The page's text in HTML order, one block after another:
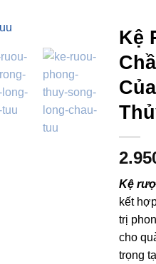
Kệ
Kệ
kết
trị
cho
trọng